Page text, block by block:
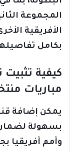
المجموعة
الأفريقية
بكامل
كيفية تثبيت
مباريات
بسهولة
وأمم أفريقيا